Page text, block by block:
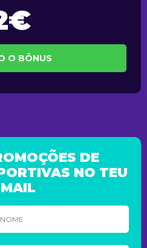
O BÔNUS
DE
NO TEU